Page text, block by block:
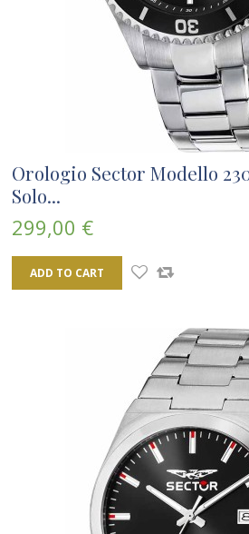
Orologio Sector Modello
Solo...
299,00 €
ADD TO CART